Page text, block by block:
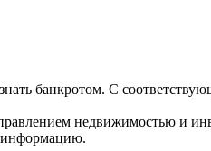
банкротом. С
недвижимостью и
информацию.